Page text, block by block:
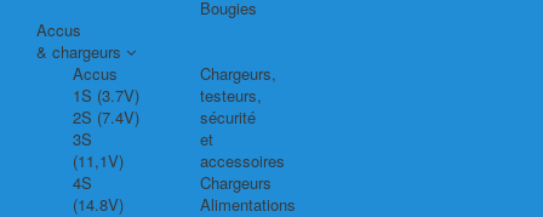
Bougies
Accus
& chargeurs
Accus
1S (3.7V)
2S (7.4V)
3S
(11,1V)
4S
(14.8V)
Chargeurs,
testeurs,
sécurité
et
accessoires
Chargeurs
Alimentations